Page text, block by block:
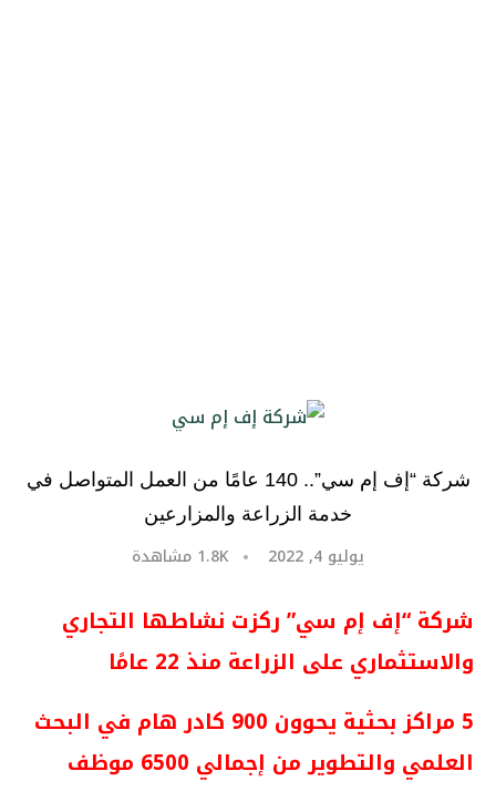
شركة “إف إم سي”.. 140 عامًا من العمل المتواصل في
خدمة الزراعة والمزارعين
يوليو 4, 2022 1.8K مشاهدة
شركة “إف إم سي” ركزت نشاطها التجاري
والاستثماري على الزراعة منذ 22 عامًا
5 مراكز بحثية يحوون 900 كادر هام في البحث
العلمي والتطوير من إجمالي 6500 موظف